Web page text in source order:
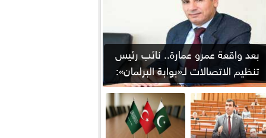
بعد واقعة عمرو عمارة.. نائب رئيس
تنظيم الاتصالات لـ«بوابة البرلمان»:
من يوقع...